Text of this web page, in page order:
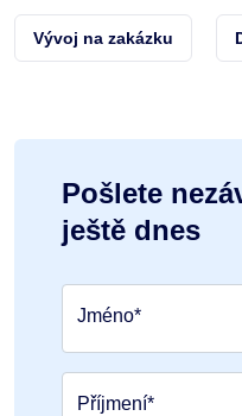
Vývoj na zakázku
Pošlete
ještě dnes
Jméno*
Příjmení*